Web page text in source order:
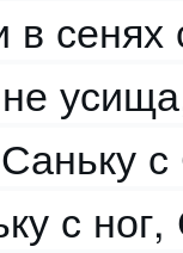
сенях
с